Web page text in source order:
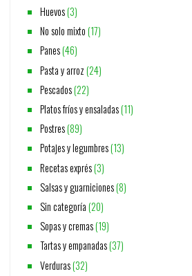
Huevos(3)
No solo mixto(17)
Panes(46)
Pasta y arroz(24)
Pescados(22)
Platos fríos y ensaladas(11)
Postres(89)
Potajes y legumbres(13)
Recetas exprés(3)
Salsas y guarniciones(8)
Sin categoría(20)
Sopas y cremas(19)
Tartas y empanadas(37)
Verduras(32)